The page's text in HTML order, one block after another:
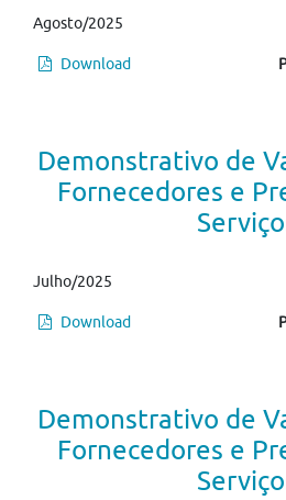
Agosto/2025
Download
Demonstrativo de
Fornecedores e
Julho/2025
Download
Demonstrativo de
Fornecedores e